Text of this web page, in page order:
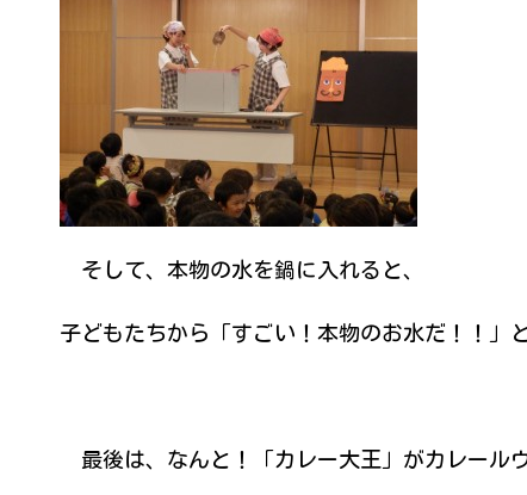
そして、本物の水を鍋に入れると、
子どもたちから「すごい！本物のお水だ！！」
最後は、なんと！「カレー大王」がカレー